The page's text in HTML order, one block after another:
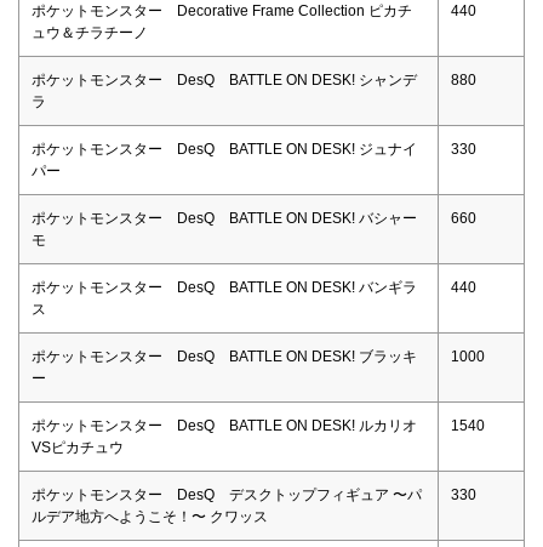
ポケットモンスター Decorative Frame Collection ピカチ
ュウ＆チラチーノ
440
ポケットモンスター DesQ BATTLE ON DESK! シャンデ
ラ
880
ポケットモンスター DesQ BATTLE ON DESK! ジュナイ
パー
330
ポケットモンスター DesQ BATTLE ON DESK! バシャー
モ
660
ポケットモンスター DesQ BATTLE ON DESK! バンギラ
ス
440
ポケットモンスター DesQ BATTLE ON DESK! ブラッキ
ー
1000
ポケットモンスター DesQ BATTLE ON DESK! ルカリオ
VSピカチュウ
1540
ポケットモンスター DesQ デスクトップフィギュア 〜パ
ルデア地方へようこそ！〜 クワッス
330